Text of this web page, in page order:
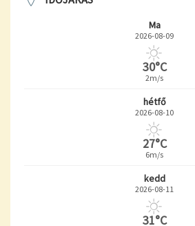
Ma
2026-08-09
30°C
2m/s
hétfő
2026-08-10
27°C
6m/s
kedd
2026-08-11
31°C